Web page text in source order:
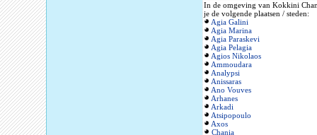
In de omgeving van Kokkini
je de volgende plaatsen / steden:
Agia Galini
Agia Marina
Agia Paraskevi
Agia Pelagia
Agios Nikolaos
Ammoudara
Analypsi
Anissaras
Ano Vouves
Arhanes
Arkadi
Atsipopoulo
Axos
Chania